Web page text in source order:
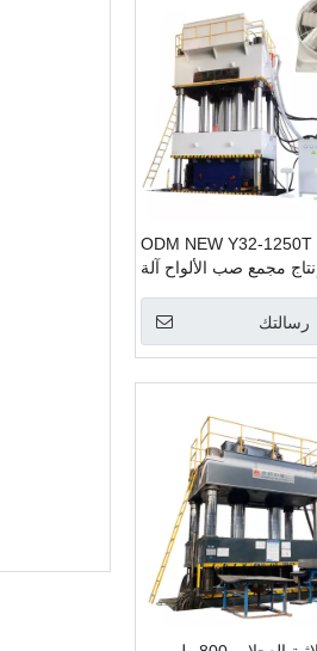
ODM NEW Y32-1250T
مجمع صب الألواح آلة
الهيدروليكي العموديرسالتك